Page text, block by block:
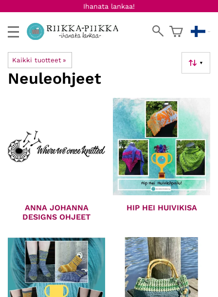
Ihanata lankaa!
Kaikki tuotteet ‪» ▼
Neuleohjeet
ANNA JOHANNA
DESIGNS OHJEET
HIP HEI HUIVIKISA